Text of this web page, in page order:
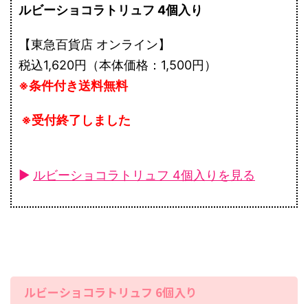
ルビーショコラトリュフ 4個入り
【東急百貨店 オンライン】
税込1,620円（本体価格：1,500円）
※条件付き送料無料
※受付終了しました
► ルビーショコラトリュフ 4個入りを見る
ルビーショコラトリュフ 6個入り